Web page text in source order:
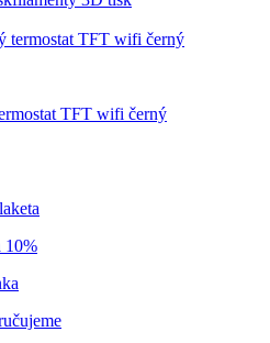
TFT wifi černý
10%